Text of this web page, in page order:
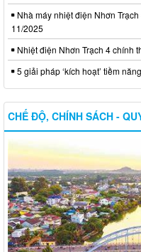
Nhà máy nhiệt điện Nhơn
11/2025
Nhiệt điện Nhơn Trạch 4 chính
5 giải pháp ‘kích hoạt’ tiềm
CHẾ ĐỘ, CHÍNH SÁCH -